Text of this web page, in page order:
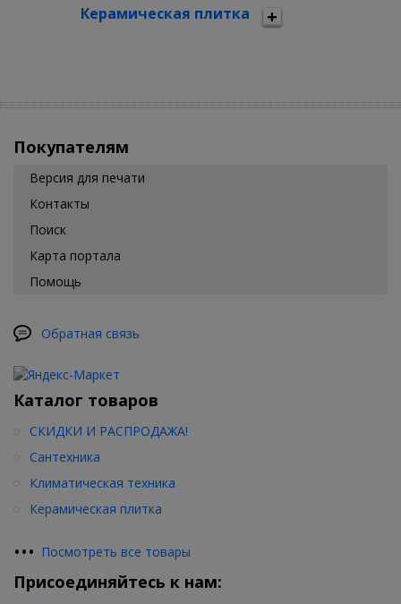
Керамическая плитка
Покупателям
Версия для печати
Контакты
Поиск
Карта портала
Помощь
Обратная связь
Каталог товаров
СКИДКИ И РАСПРОДАЖА!
Сантехника
Климатическая техника
Керамическая плитка
••• Посмотреть все товары
Присоединяйтесь к нам: